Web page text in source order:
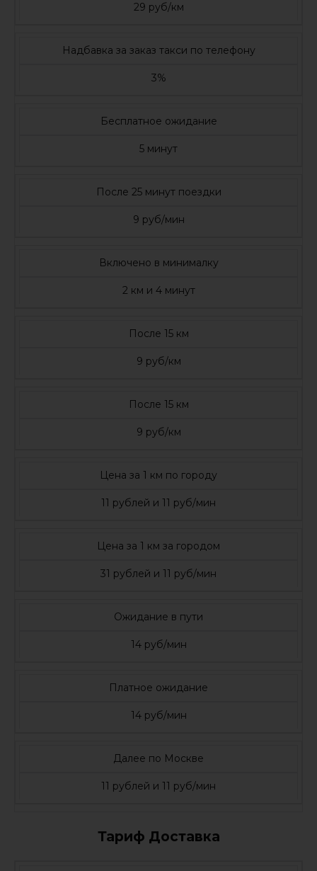
29 руб/км
Надбавка за заказ такси по телефону
3%
Бесплатное ожидание
5 минут
После 25 минут поездки
9 руб/мин
Включено в минималку
2 км и 4 минут
После 15 км
9 руб/км
После 15 км
9 руб/км
Цена за 1 км по городу
11 рублей и 11 руб/мин
Цена за 1 км за городом
31 рублей и 11 руб/мин
Ожидание в пути
14 руб/мин
Платное ожидание
14 руб/мин
Далее по Москве
11 рублей и 11 руб/мин
Тариф Доставка